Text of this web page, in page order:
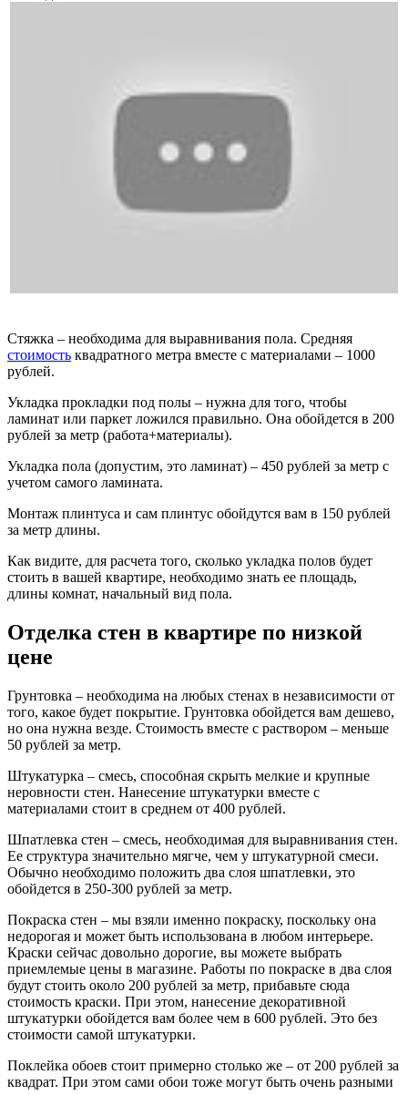
Стяжка – необходима для выравнивания пола. Средняя
стоимость квадратного метра вместе с материалами – 1000
рублей.
Укладка прокладки под полы – нужна для того, чтобы
ламинат или паркет ложился правильно. Она обойдется в 200
рублей за метр (работа+материалы).
Укладка пола (допустим, это ламинат) – 450 рублей за метр с
учетом самого ламината.
Монтаж плинтуса и сам плинтус обойдутся вам в 150 рублей
за метр длины.
Как видите, для расчета того, сколько укладка полов будет
стоить в вашей квартире, необходимо знать ее площадь,
длины комнат, начальный вид пола.
Отделка стен в квартире по низкой
цене
Грунтовка – необходима на любых стенах в независимости от
того, какое будет покрытие. Грунтовка обойдется вам дешево,
но она нужна везде. Стоимость вместе с раствором – меньше
50 рублей за метр.
Штукатурка – смесь, способная скрыть мелкие и крупные
неровности стен. Нанесение штукатурки вместе с
материалами стоит в среднем от 400 рублей.
Шпатлевка стен – смесь, необходимая для выравнивания стен.
Ее структура значительно мягче, чем у штукатурной смеси.
Обычно необходимо положить два слоя шпатлевки, это
обойдется в 250-300 рублей за метр.
Покраска стен – мы взяли именно покраску, поскольку она
недорогая и может быть использована в любом интерьере.
Краски сейчас довольно дорогие, вы можете выбрать
приемлемые цены в магазине. Работы по покраске в два слоя
будут стоить около 200 рублей за метр, прибавьте сюда
стоимость краски. При этом, нанесение декоративной
штукатурки обойдется вам более чем в 600 рублей. Это без
стоимости самой штукатурки.
Поклейка обоев стоит примерно столько же – от 200 рублей за
квадрат. При этом сами обои тоже могут быть очень разными